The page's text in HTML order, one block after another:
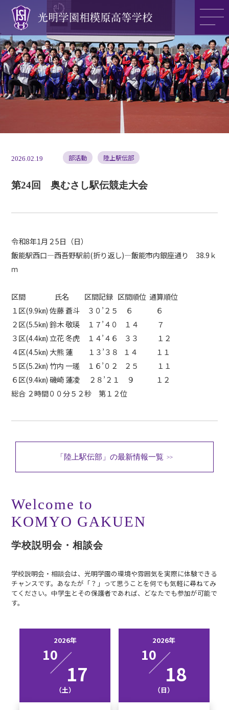
2026.02.19 部活動 陸上駅伝部
第24回 奥むさし駅伝競走大会
令和8年1月２5日（日）
飯能駅西口―西吾野駅前(折り返し)―飯能市内銀座通り 38.9ｋ
ｍ
区間 氏名 区間記録 区間順位 通算順位
１区(9.9㎞) 佐藤 蒼斗 ３０’２５ ６ ６
２区(5.5㎞) 鈴木 敬瑛 １７’４０ １４ ７
３区(4.4㎞) 立花 冬虎 １４’４６ ３３ １２
４区(4.5㎞) 大熊 蓮 １３’３８ １４ １１
５区(5.2㎞) 竹内 一瑳 １６’０２ ２５ １１
６区(9.4㎞) 磯崎 蓮凌 ２８’２１ ９ １２
総合 ２時間００分５２秒 第１２位
「陸上駅伝部」の最新情報一覧 >>
Welcome to
KOMYO GAKUEN
学校説明会・相談会
学校説明会・相談会は、光明学園の環境や雰囲気を実際に体験できる
チャンスです。あなたが「？」って思うことを何でも気軽に尋ねてみ
てください。中学生とその保護者であれば、どなたでも参加が可能で
す。
2026年
10
17
（土）
2026年
10
18
（日）
光明学園の魅力
アクセス>>
各種お問い合わせ>>
デジタルパンフレット>>
在校生・卒業生向け